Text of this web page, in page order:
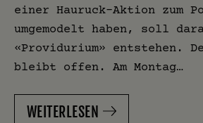
einer Hauruck-Aktion zum
umgemodelt haben, soll
«Providurium» entstehen.
bleibt offen. Am Montag…
WEITERLESEN